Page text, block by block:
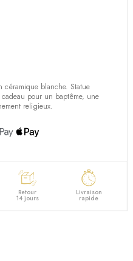
céramique blanche. Statue
pour un baptême, une
religieux.
Retour
14 jours
Livraison
rapide